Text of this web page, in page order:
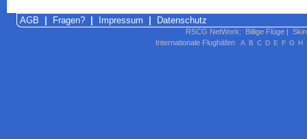
AGB Fragen? Impressum Datenschutz
RSCG NetWork: Billige Flüge |
Internationale Flughäfen
A B C D E F G H